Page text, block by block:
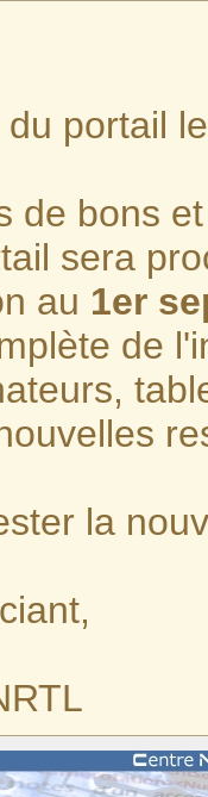
portail
de bons
sera
au 1er
de
la